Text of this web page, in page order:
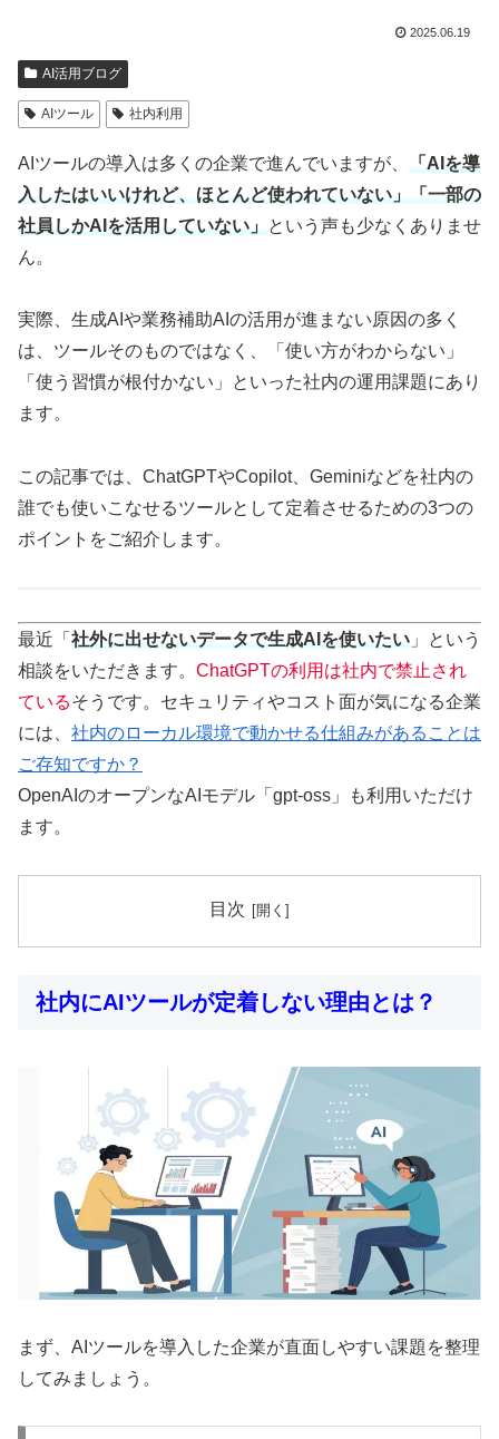
2025.06.19
AI活用ブログ
AIツール 社内利用
AIツールの導入は多くの企業で進んでいますが、
「AIを導
入したはいいけれど、ほとんど使われていない」「一部の
社員しかAIを活用していない」 という声も少なくありませ
ん。
実際、生成AIや業務補助AIの活用が進まない原因の多く
は、ツールそのものではなく、「使い方がわからない」
「使う習慣が根付かない」といった社内の運用課題にあり
ます。
この記事では、ChatGPTやCopilot、Geminiなどを社内の
誰でも使いこなせるツールとして定着させるための3つの
ポイントをご紹介します。
最近「 社外に出せないデータで生成AIを使いたい 」という
相談をいただきます。 ChatGPTの利用は社内で禁止され
ているそうです。セキュリティやコスト面が気になる企業
には、 社内のローカル環境で動かせる仕組みがあることは
ご存知ですか？
OpenAIのオープンなAIモデル「gpt-oss」も利用いただけ
ます。
目次
社内にAIツールが定着しない理由とは？
まず、AIツールを導入した企業が直面しやすい課題を整理
してみましょう。